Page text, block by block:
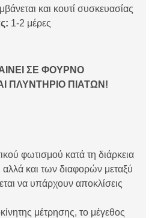
και κουτί συσκευασίας
1-2 μέρες
ΣΕ ΦΟΥΡΝΟ
ΠΛΥΝΤΗΡΙΟ ΠΙΑΤΩΝ!
φωτισμού κατά τη διάρκεια
και των διαφορών μεταξύ
να υπάρχουν αποκλίσεις
μέτρησης, το μέγεθος